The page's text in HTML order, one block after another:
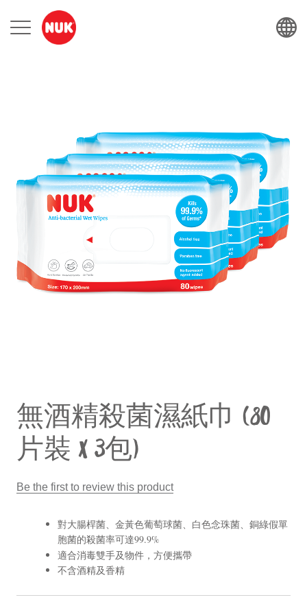
無酒精殺菌濕紙巾 (80
片裝 x 3包)
Be the first to review this product
對大腸桿菌、金黃色葡萄球菌、白色念珠菌、銅綠假單
胞菌的殺菌率可達99.9%
適合消毒雙手及物件，方便攜帶
不含酒精及香精